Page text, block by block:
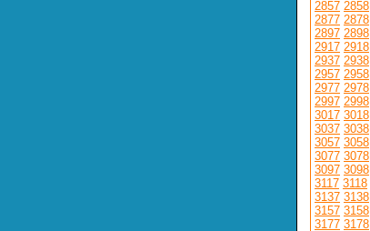
2857 2858
2877 2878
2897 2898
2917 2918
2937 2938
2957 2958
2977 2978
2997 2998
3017 3018
3037 3038
3057 3058
3077 3078
3097 3098
3117 3118
3137 3138
3157 3158
3177 3178